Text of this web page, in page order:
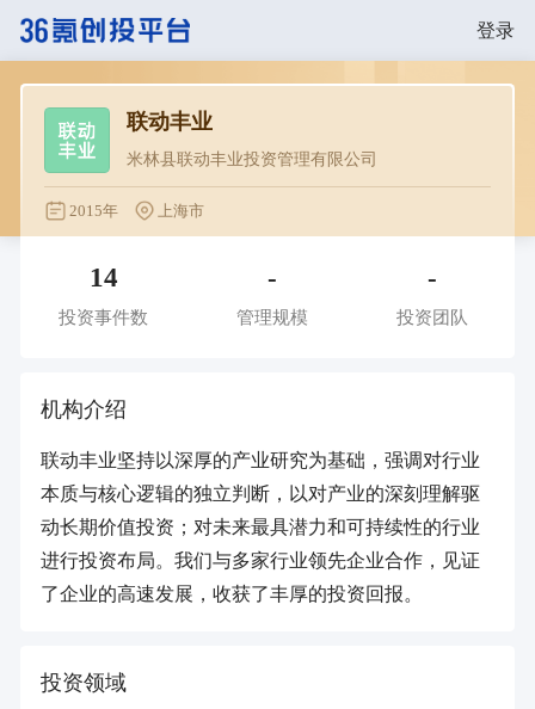
登录
联动丰业
米林县联动丰业投资管理有限公司
2015年 上海市
14
投资事件数
-
管理规模
-
投资团队
机构介绍
联动丰业坚持以深厚的产业研究为基础，强调对行业
本质与核心逻辑的独立判断，以对产业的深刻理解驱
动长期价值投资；对未来最具潜力和可持续性的行业
进行投资布局。我们与多家行业领先企业合作，见证
了企业的高速发展，收获了丰厚的投资回报。
投资领域